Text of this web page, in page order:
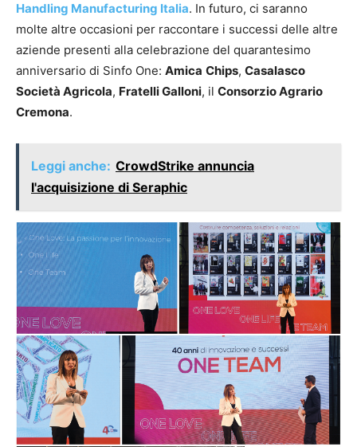
Handling Manufacturing Italia. In futuro, ci saranno
molte altre occasioni per raccontare i successi delle altre
aziende presenti alla celebrazione del quarantesimo
anniversario di Sinfo One: Amica Chips, Casalasco
Società Agricola, Fratelli Galloni, il Consorzio Agrario
Cremona.
Leggi anche: CrowdStrike annuncia
l'acquisizione di Seraphic